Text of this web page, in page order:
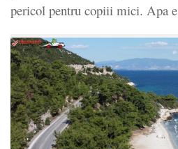
pericol pentru copiii mici. Apa